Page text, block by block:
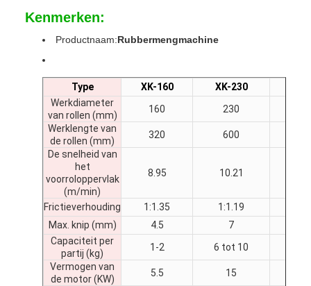
Kenmerken:
Productnaam:Rubbermengmachine
Type XK-160 XK-230
Werkdiameter
van rollen (mm)
160 230
Werklengte van
de rollen (mm)
320 600
De snelheid van
het
voorroloppervlak
(m/min)
8.95 10.21
Frictieverhouding 1:1.35 1:1.19
Max. knip (mm)
4.5 7
Capaciteit per
partij (kg)
1-2 6 tot 10
Vermogen van
de motor (KW)
5.5 15